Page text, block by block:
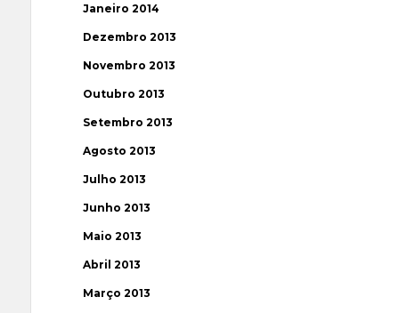
Janeiro 2014
Dezembro 2013
Novembro 2013
Outubro 2013
Setembro 2013
Agosto 2013
Julho 2013
Junho 2013
Maio 2013
Abril 2013
Março 2013